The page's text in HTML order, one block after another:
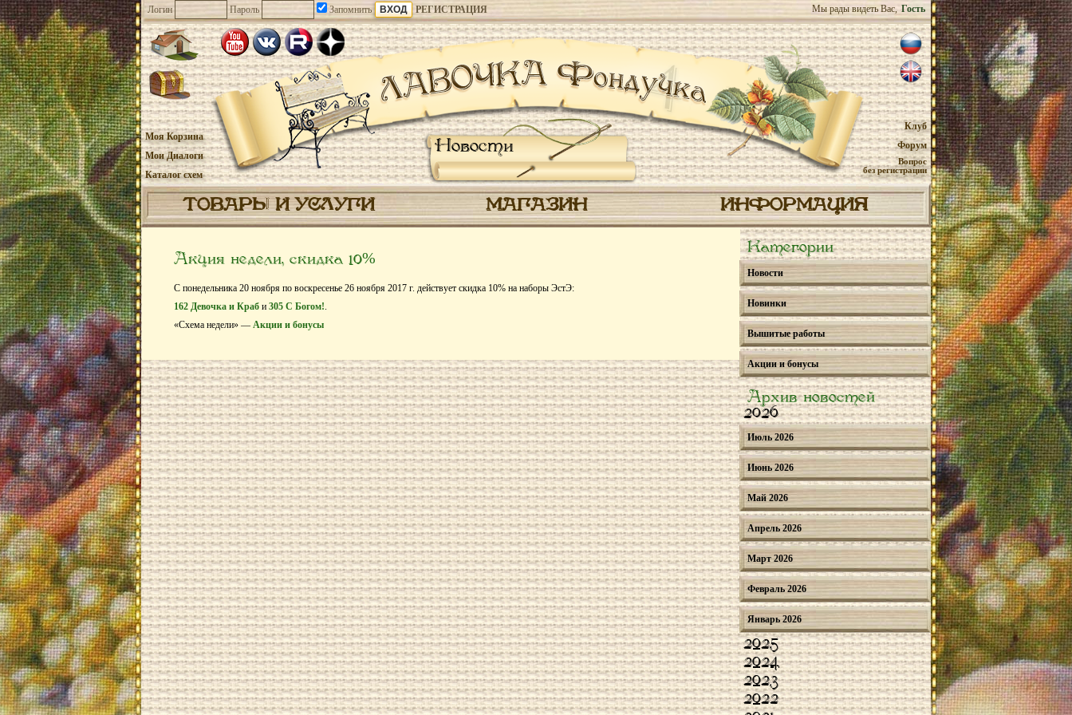
Логин Пароль Запомнить РЕГИСТРАЦИЯ Мы рады видеть Вас, Гость
Новости
Моя Корзина
Мои Диалоги
Каталог схем
Клуб
Форум
Вопрос
без регистрации
ТОВАРЫ И УСЛУГИ МАГАЗИН ИНФОРМАЦИЯ
Акция недели, скидка 10%
С понедельника 20 ноября по воскресенье 26 ноября 2017 г. действует скидка 10% на наборы ЭстЭ:
162 Девочка и Краб и 305 С Богом!.
«Схема недели» — Акции и бонусы
Категории
Новости
Новинки
Вышитые работы
Акции и бонусы
Архив новостей
2026
Июль 2026
Июнь 2026
Май 2026
Апрель 2026
Март 2026
Февраль 2026
Январь 2026
2025
2024
2023
2022